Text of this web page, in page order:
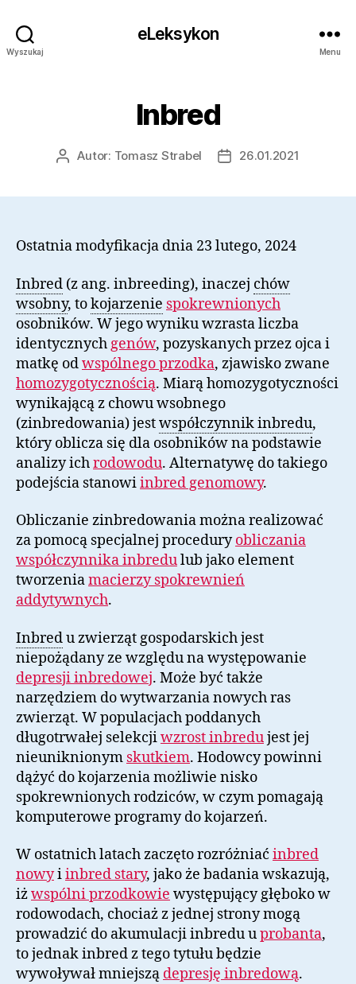
Wyszukaj
eLeksykon
Menu
Inbred
AutorAutor: Tomasz Strabel
Data26.01.2021
Ostatnia modyfikacja dnia 23 lutego, 2024
Inbred (z ang. inbreeding), inaczej chów
wsobny, tokojarzenie spokrewnionych
osobników. W jego wyniku wzrasta liczba
identycznych genów, pozyskanych przez ojca i
matkę odwspólnego przodka, zjawisko zwane
homozygotycznością. Miarą homozygotyczności
wynikającą z chowu wsobnego
(zinbredowania) jestwspółczynnik inbredu,
który oblicza się dla osobników na podstawie
analizy ichrodowodu. Alternatywę do takiego
podejścia stanowiinbred genomowy.
Obliczanie zinbredowania można realizować
za pomocą specjalnej proceduryobliczania
współczynnika inbredulub jako element
tworzeniamacierzy spokrewnień
addytywnych.
Inbredu zwierząt gospodarskich jest
niepożądany ze względu na występowanie
depresji inbredowej. Może być także
narzędziem do wytwarzania nowych ras
zwierząt. W populacjach poddanych
długotrwałej selekcjiwzrost inbredujest jej
nieuniknionym skutkiem. Hodowcy powinni
dążyć do kojarzenia możliwie nisko
spokrewnionych rodziców, w czym pomagają
komputerowe programy do kojarzeń.
W ostatnich latach zaczęto rozróżniać inbred
nowyiinbred stary, jako że badania wskazują,
iżwspólni przodkowie występujący głęboko w
rodowodach, chociaż z jednej strony mogą
prowadzić do akumulacji inbredu uprobanta,
to jednak inbred z tego tytułu będzie
wywoływał mniejszą depresję inbredową.